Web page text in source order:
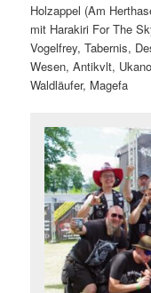
Holzappel (Am
mit Harakiri For The
Vogelfrey, Tabernis,
Wesen, Antikvlt,
Waldläufer, Magefa